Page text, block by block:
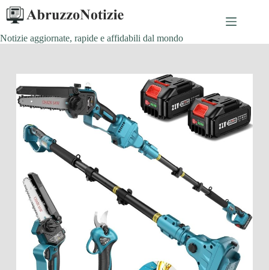
Salta
contenuto
Notizie aggiornate, rapide e affidabili dal mondo